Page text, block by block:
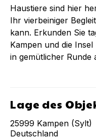
Haustiere sind hier
Ihr vierbeiniger
kann. Erkunden Sie
Kampen und die
in gemütlicher Runde
Lage des
25999 Kampen (Sylt)
Deutschland